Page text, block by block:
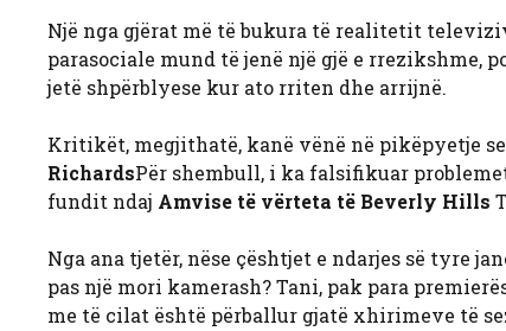
Një nga gjërat më të bukura të realitetit
parasociale mund të jenë një gjë e rrezikshme,
jetë shpërblyese kur ato rriten dhe arrijnë.
Kritikët, megjithatë, kanë vënë në pikëpyetje
RichardsPër shembull, i ka falsifikuar
fundit ndaj Amvise të vërteta të Beverly Hills
Nga ana tjetër, nëse çështjet e ndarjes së tyre
pas një mori kamerash? Tani, pak para
me të cilat është përballur gjatë xhirimeve të